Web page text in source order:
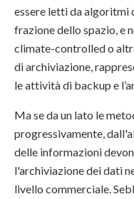
essere letti da algoritmi
frazione dello spazio, e
climate-controlled o
di archiviazione,
le attività di backup e
Ma se da un lato le
progressivamente,
delle informazioni
l'archiviazione dei dati
livello commerciale.